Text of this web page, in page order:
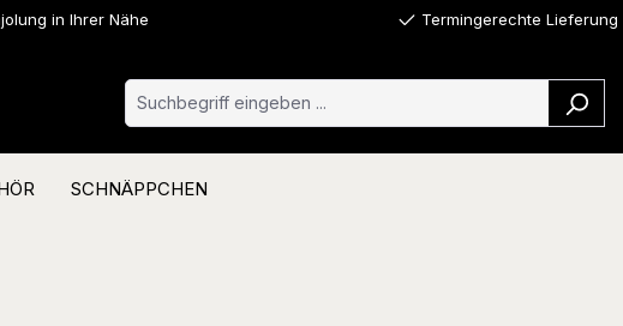
in Ihrer Nähe Termingerechte Lieferung
SCHNÄPPCHEN